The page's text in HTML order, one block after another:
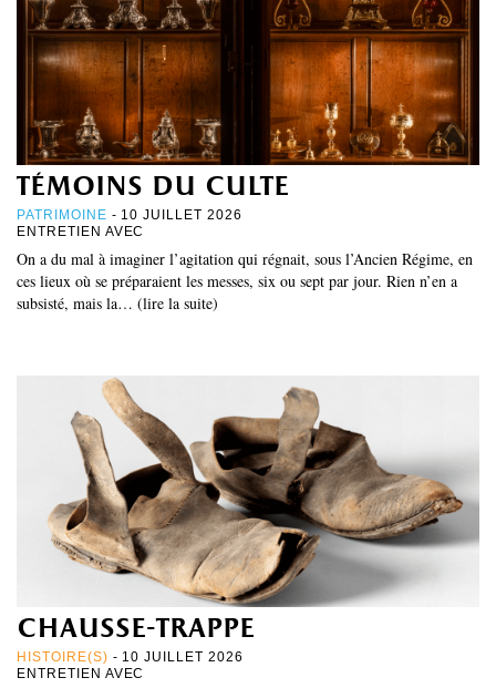
témoins du culte
PATRIMOINE - 10 JUILLET 2026
ENTRETIEN AVEC
On a du mal à imaginer l’agitation qui régnait, sous l’Ancien Régime, en
ces lieux où se préparaient les messes, six ou sept par jour. Rien n’en a
subsisté, mais la… (lire la suite)
chausse-trappe
HISTOIRE(S) - 10 JUILLET 2026
ENTRETIEN AVEC